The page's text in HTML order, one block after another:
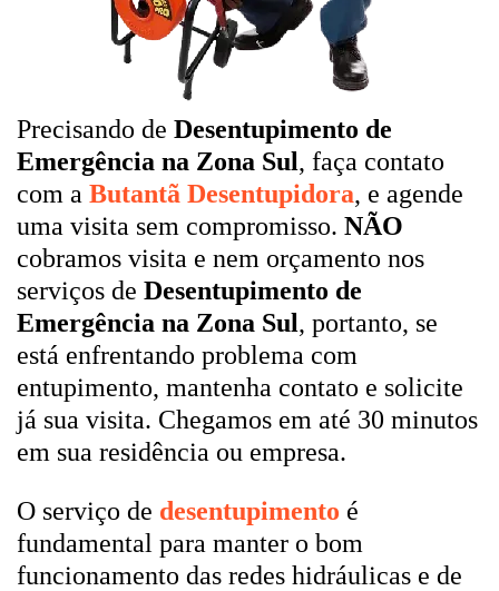
Precisando de Desentupimento de
Emergência na Zona Sul, faça contato
com a Butantã Desentupidora, e agende
uma visita sem compromisso. NÃO
cobramos visita e nem orçamento nos
serviços de Desentupimento de
Emergência na Zona Sul, portanto, se
está enfrentando problema com
entupimento, mantenha contato e solicite
já sua visita. Chegamos em até 30 minutos
em sua residência ou empresa.
O serviço de desentupimento é
fundamental para manter o bom
funcionamento das redes hidráulicas e de